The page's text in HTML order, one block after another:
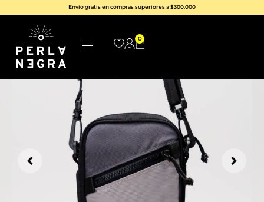
Envío gratis en compras superiores a $300.000
0